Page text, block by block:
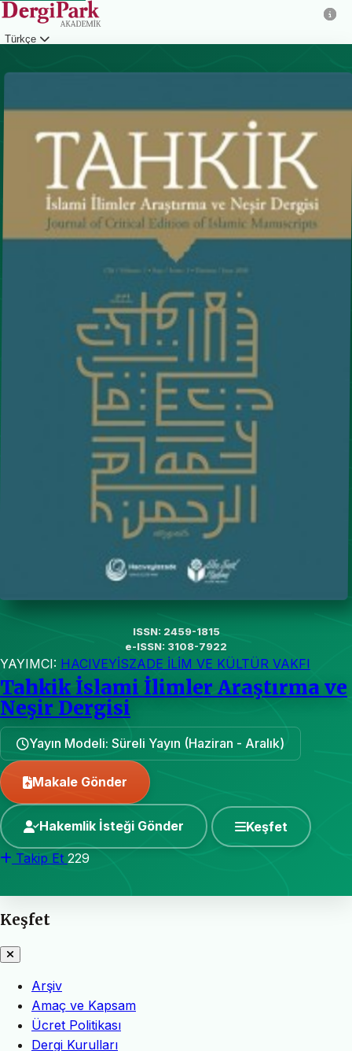
Türkçe
ISSN: 2459-1815
e-ISSN: 3108-7922
YAYIMCI: HACIVEYİSZADE İLİM VE KÜLTÜR VAKFI
Tahkik İslami İlimler Araştırma ve
Neşir Dergisi
Yayın Modeli: Süreli Yayın (Haziran - Aralık)
Makale Gönder
Hakemlik İsteği Gönder Keşfet
Takip Et 229
Keşfet
Arşiv
Amaç ve Kapsam
Ücret Politikası
Dergi Kurulları